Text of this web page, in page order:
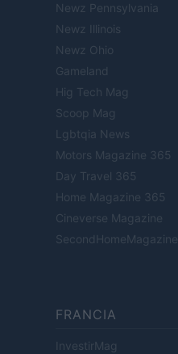
Newz Pennsylvania
Newz Illinois
Newz Ohio
Gameland
Hig Tech Mag
Scoop Mag
Lgbtqia News
Motors Magazine 365
Day Travel 365
Home Magazine 365
Cineverse Magazine
SecondHomeMagazine
FRANCIA
InvestirMag